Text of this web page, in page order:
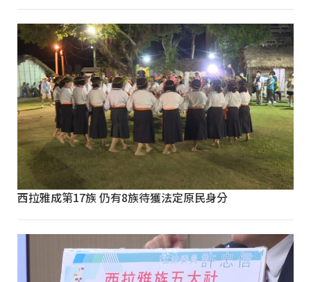
西拉雅成第17族 仍有8族待獲法定原民身分